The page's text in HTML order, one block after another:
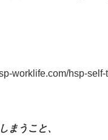
worklife.com/hsp-self-
まうこと、